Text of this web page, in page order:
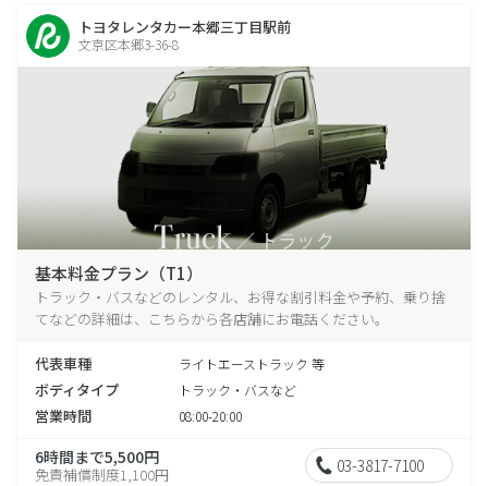
トヨタレンタカー本郷三丁目駅前
文京区本郷3-36-8
基本料金プラン（T1）
トラック・バスなどのレンタル、お得な割引料金や予約、乗り捨
てなどの詳細は、こちらから各店舗にお電話ください。
代表車種 ライトエーストラック 等
ボディタイプ トラック・バスなど
営業時間 08:00-20:00
6時間まで5,500円
免責補償制度1,100円 03-3817-7100